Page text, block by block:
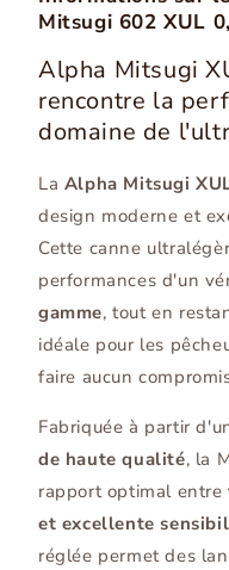
Mitsugi 602 XUL
Alpha Mitsugi
rencontre la
domaine de
La Alpha Mitsugi
design moderne et
Cette canne
performances d'un
gamme, tout en
idéale pour les
faire aucun
Fabriquée à partir
de haute qualité, la
rapport optimal entre
et excellente
réglée permet des